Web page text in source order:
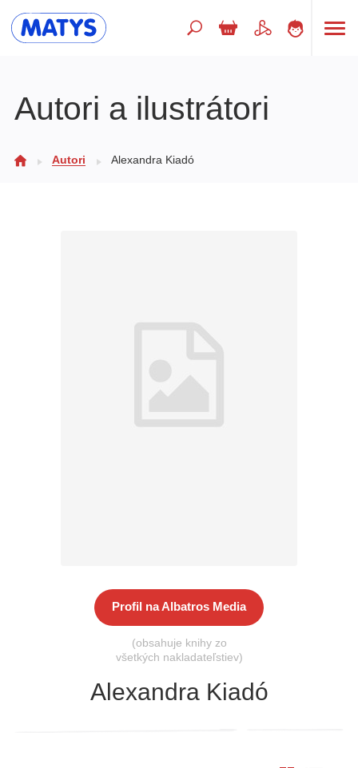
Doplnkový sortiment
Všetky kategórie
Autori a ilustrátori
Autori Alexandra Kiadó
Profil na Albatros Media
(obsahuje knihy zo
všetkých nakladateľstiev)
Alexandra Kiadó